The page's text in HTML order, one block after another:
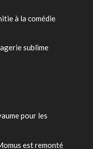
à la comédie
sublime
pour les
est remonté